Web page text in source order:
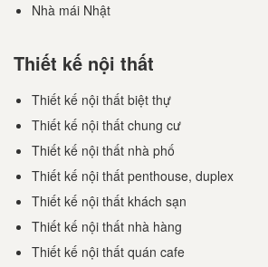
Nhà mái Nhật
Thiết kế nội thất
Thiết kế nội thất biệt thự
Thiết kế nội thất chung cư
Thiết kế nội thất nhà phố
Thiết kế nội thất penthouse, duplex
Thiết kế nội thất khách sạn
Thiết kế nội thất nhà hàng
Thiết kế nội thất quán cafe